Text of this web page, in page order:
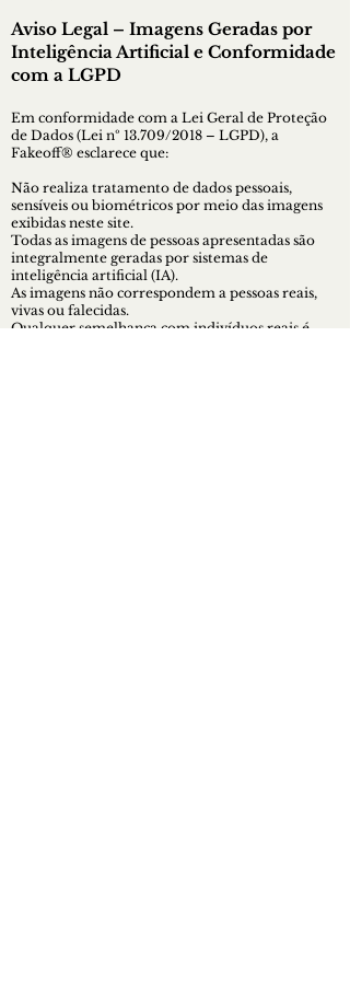
Aviso Legal – Imagens Geradas por
Inteligência Artificial e Conformidade
com a LGPD
Em conformidade com a Lei Geral de Proteção
de Dados (Lei nº 13.709/2018 – LGPD), a
Fakeoff® esclarece que:
Não realiza tratamento de dados pessoais,
sensíveis ou biométricos por meio das imagens
exibidas neste site.
Todas as imagens de pessoas apresentadas são
integralmente geradas por sistemas de
inteligência artificial (IA).
As imagens não correspondem a pessoas reais,
vivas ou falecidas.
Qualquer semelhança com indivíduos reais é